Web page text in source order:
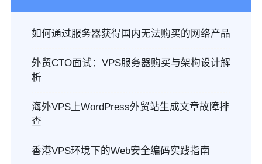
如何通过服务器获得国内无法购买的网络产品
外贸CTO面试：VPS服务器购买与架构设计解
析
海外VPS上WordPress外贸站生成文章故障排
查
香港VPS环境下的Web安全编码实践指南